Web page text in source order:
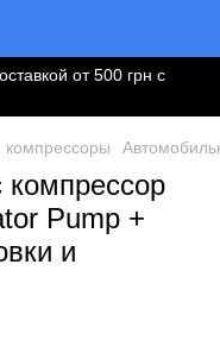
от 500 грн с
Pump +
и